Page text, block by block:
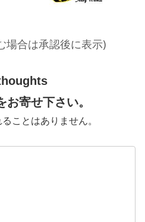
場合は承認後に表示)
寄せ下さい。
ことはありません。